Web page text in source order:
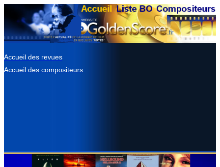
Accueil des revues
Accueil des compositeurs